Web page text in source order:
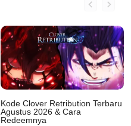
Kode Clover Retribution Terbaru
Agustus 2026 & Cara
Redeemnya